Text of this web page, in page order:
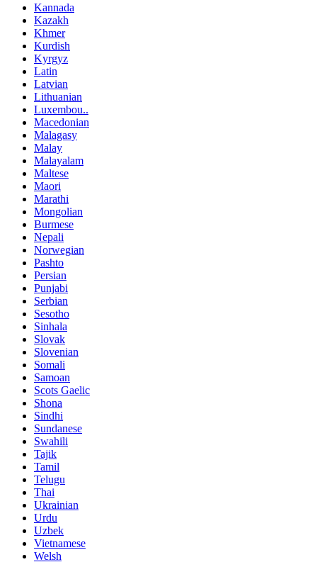
Kannada
Kazakh
Khmer
Kurdish
Kyrgyz
Latin
Latvian
Lithuanian
Luxembou..
Macedonian
Malagasy
Malay
Malayalam
Maltese
Maori
Marathi
Mongolian
Burmese
Nepali
Norwegian
Pashto
Persian
Punjabi
Serbian
Sesotho
Sinhala
Slovak
Slovenian
Somali
Samoan
Scots Gaelic
Shona
Sindhi
Sundanese
Swahili
Tajik
Tamil
Telugu
Thai
Ukrainian
Urdu
Uzbek
Vietnamese
Welsh